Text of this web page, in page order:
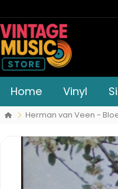
Home Vinyl
Herman van Veen -